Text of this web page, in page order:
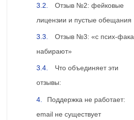
Отзыв №2: фейковые
лицензии и пустые обещания
Отзыв №3: «с псих-фака
набирают»
Что объединяет эти
отзывы:
Поддержка не работает:
email не существует